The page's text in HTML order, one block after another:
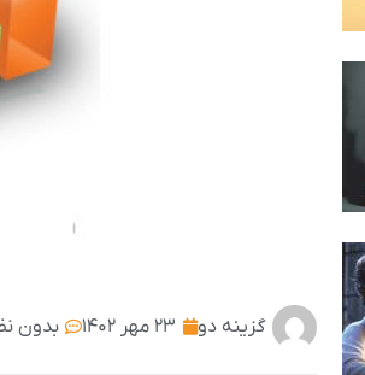
گزینه دو ۲۳ مهر ۱۴۰۲ بدون